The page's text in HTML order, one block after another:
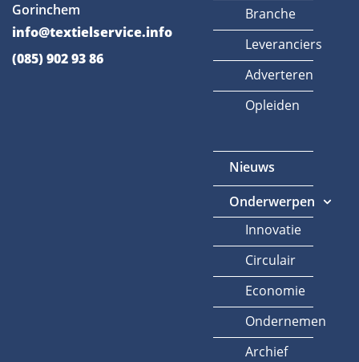
Gorinchem
info@textielservice.info
(085) 902 93 86
Branche
Leveranciers
Adverteren
Opleiden
Nieuws
Onderwerpen
Innovatie
Circulair
Economie
Ondernemen
Archief